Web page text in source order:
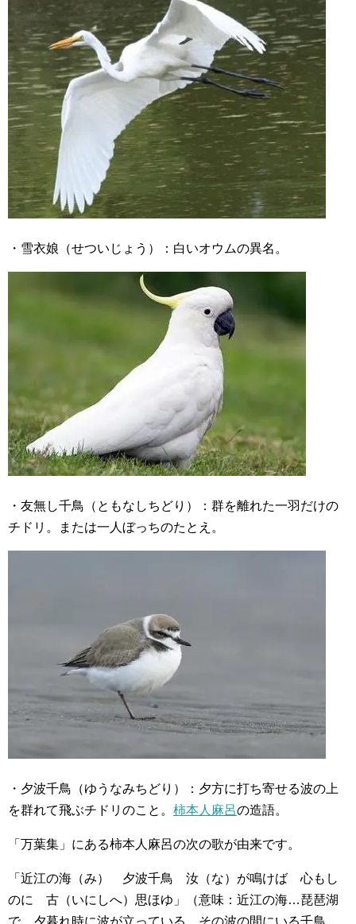
・雪衣娘（せついじょう）：白いオウムの異名。
・友無し千鳥（ともなしちどり）：群を離れた一羽だけの
チドリ。または一人ぼっちのたとえ。
・夕波千鳥（ゆうなみちどり）：夕方に打ち寄せる波の上
を群れて飛ぶチドリのこと。 柿本人麻呂の造語。
「万葉集」にある柿本人麻呂の次の歌が由来です。
「近江の海（み） 夕波千鳥 汝（な）が鳴けば 心もし
のに 古（いにしへ）思ほゆ」（意味：近江の海…琵琶湖
で、夕暮れ時に波が立っている。その波の間にいる千鳥